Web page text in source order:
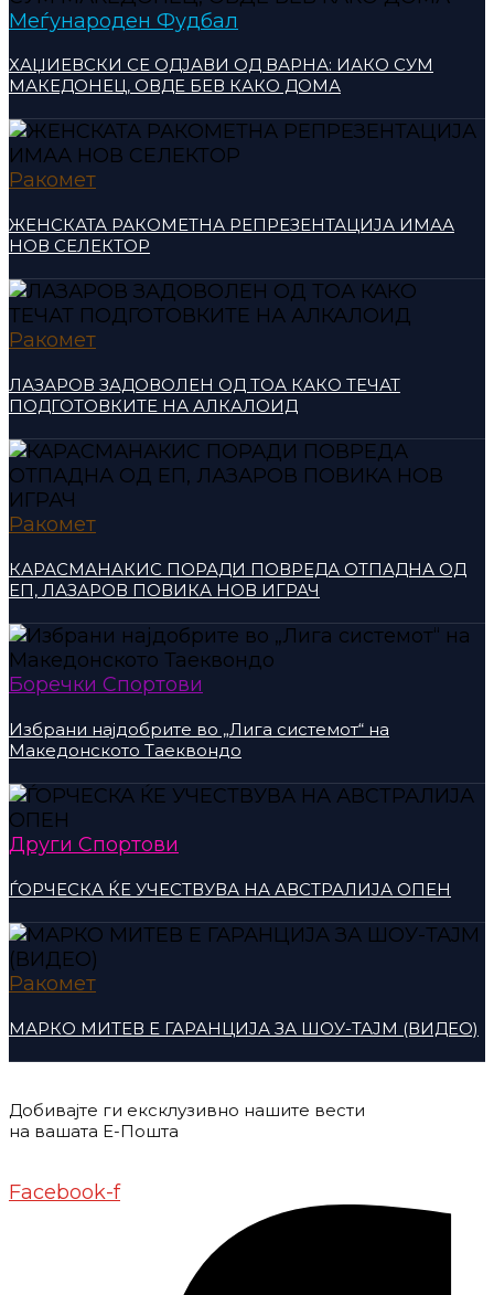
Меѓународен Фудбал
ХАЏИЕВСКИ СЕ ОДЈАВИ ОД ВАРНА: ИАКО СУМ
МАКЕДОНЕЦ, ОВДЕ БЕВ КАКО ДОМА
Ракомет
ЖЕНСКАТА РАКОМЕТНА РЕПРЕЗЕНТАЦИЈА ИМАА
НОВ СЕЛЕКТОР
Ракомет
ЛАЗАРОВ ЗАДОВОЛЕН ОД ТОА КАКО ТЕЧАТ
ПОДГОТОВКИТЕ НА АЛКАЛОИД
Ракомет
КАРАСМАНАКИС ПОРАДИ ПОВРЕДА ОТПАДНА ОД
ЕП, ЛАЗАРОВ ПОВИКА НОВ ИГРАЧ
Боречки Спортови
Избрани најдобрите во „Лига системот“ на
Македонското Таеквондо
Други Спортови
ЃОРЧЕСКА ЌЕ УЧЕСТВУВА НА АВСТРАЛИЈА ОПЕН
Ракомет
МАРКО МИТЕВ Е ГАРАНЦИЈА ЗА ШОУ-ТАЈМ (ВИДЕО)
Добивајте ги ексклузивно нашите вести
на вашата Е-Пошта
Facebook-f